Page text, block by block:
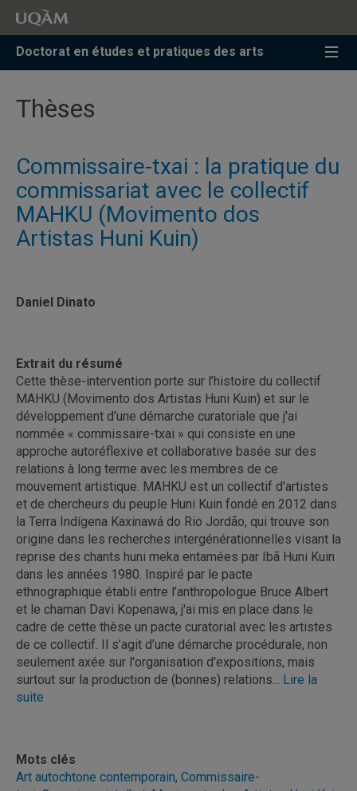
Accéder
recherche
Accéder
menu
pricipal
Accéder
zone
Doctorat en études et pratiques des arts
Thèses
Commissaire-txai : la pratique du
commissariat avec le collectif
MAHKU (Movimento dos
Artistas Huni Kuin)
Daniel Dinato
Extrait du résumé
Cette thèse-intervention porte sur l’histoire du collectif
MAHKU (Movimento dos Artistas Huni Kuin) et sur le
développement d'une démarche curatoriale que j'ai
nommée « commissaire-txai » qui consiste en une
approche autoréflexive et collaborative basée sur des
relations à long terme avec les membres de ce
mouvement artistique. MAHKU est un collectif d'artistes
et de chercheurs du peuple Huni Kuin fondé en 2012 dans
la Terra Indígena Kaxinawá do Rio Jordão, qui trouve son
origine dans les recherches intergénérationnelles visant la
reprise des chants huni meka entamées par Ibã Huni Kuin
dans les années 1980. Inspiré par le pacte
ethnographique établi entre l’anthropologue Bruce Albert
et le chaman Davi Kopenawa, j'ai mis en place dans le
cadre de cette thèse un pacte curatorial avec les artistes
de ce collectif. Il s’agit d’une démarche procédurale, non
seulement axée sur l'organisation d'expositions, mais
surtout sur la production de (bonnes) relations... Lire la
suite
Mots clés
Art autochtone contemporain, Commissaire-